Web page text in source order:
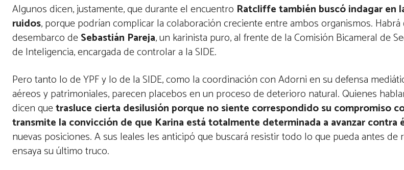
Algunos dicen, justamente, que durante el encuentro Ratcliffe también buscó indagar en
ruidos, porque podrían complicar la colaboración creciente entre ambos organismos.
desembarco deSebastián Pareja, un karinista puro,al frente de la Comisión Bicameral de
de Inteligencia, encargada de controlar a la SIDE.
Pero tanto lo de YPF y lo de la SIDE, como la coordinación con Adorni en su defensa
aéreos y patrimoniales, parecen placebos en un proceso de deterioro natural. Quienes
dicen quetrasluce cierta desilusión porque no siente correspondido su compromiso
transmite la convicción de que Karina está totalmente determinada a avanzar contra
nuevas posiciones. A sus leales les anticipó que buscará resistir todo lo que pueda antes
ensaya su último truco.